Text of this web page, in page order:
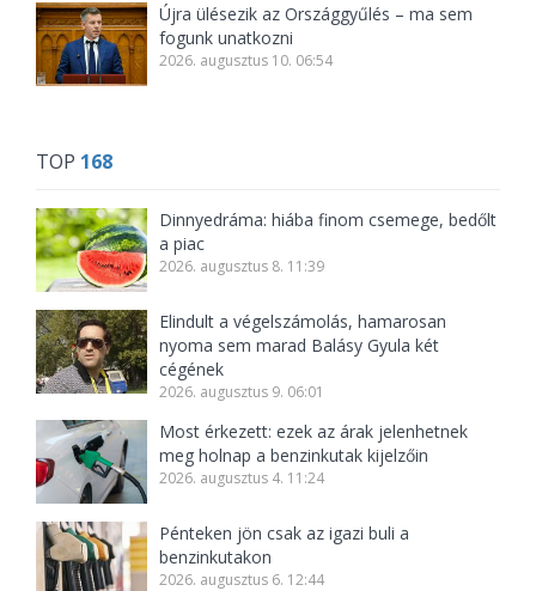
Újra ülésezik az Országgyűlés – ma sem
fogunk unatkozni
2026. augusztus 10. 06:54
TOP 168
Dinnyedráma: hiába finom csemege, bedőlt
a piac
2026. augusztus 8. 11:39
Elindult a végelszámolás, hamarosan
nyoma sem marad Balásy Gyula két
cégének
2026. augusztus 9. 06:01
Most érkezett: ezek az árak jelenhetnek
meg holnap a benzinkutak kijelzőin
2026. augusztus 4. 11:24
Pénteken jön csak az igazi buli a
benzinkutakon
2026. augusztus 6. 12:44